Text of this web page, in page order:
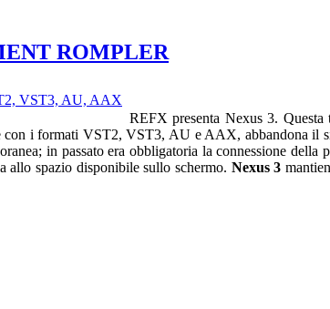
ROMPLER
REFX presenta Nexus 3.
i formati VST2, VST3, AU e AAX, abbandona il
in passato era obbligatoria la connessione
allo spazio disponibile sullo schermo. Nexus 3